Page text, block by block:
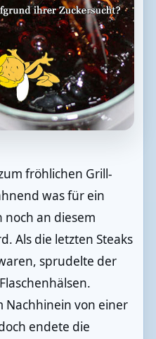
fröhlichen Grill-
was für ein
noch an diesem
Als die letzten Steaks
sprudelte der
Nachhinein von einer
endete die